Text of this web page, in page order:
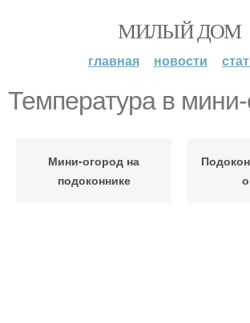
МИЛЫЙ ДОМ
главная новости
Температура в
Мини-огород на
подоконнике